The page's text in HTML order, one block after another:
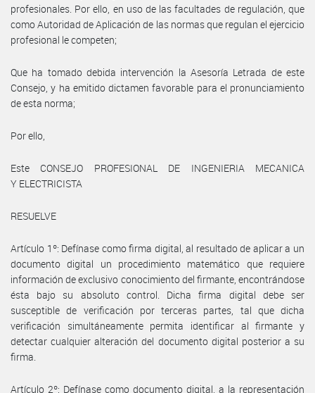
profesionales. Por ello, en uso de las facultades de regulación, que
como Autoridad de Aplicación de las normas que regulan el ejercicio
profesional le competen;
Que ha tomado debida intervención la Asesoría Letrada de este
Consejo, y ha emitido dictamen favorable para el pronunciamiento
de esta norma;
Por ello,
Este CONSEJO PROFESIONAL DE INGENIERIA MECANICA
Y ELECTRICISTA
RESUELVE
Artículo 1º: Defínase como firma digital, al resultado de aplicar a un
documento digital un procedimiento matemático que requiere
información de exclusivo conocimiento del firmante, encontrándose
ésta bajo su absoluto control. Dicha firma digital debe ser
susceptible de verificación por terceras partes, tal que dicha
verificación simultáneamente permita identificar al firmante y
detectar cualquier alteración del documento digital posterior a su
firma.
Artículo 2º: Defínase como documento digital, a la representación